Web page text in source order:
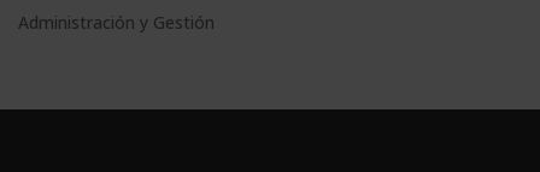
Administración y Gestión